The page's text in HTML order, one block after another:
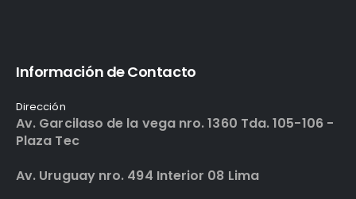
Información de Contacto
Dirección
Av. Garcilaso de la vega nro. 1360 Tda. 105-106 -
Plaza Tec
Av. Uruguay nro. 494 Interior 08 Lima